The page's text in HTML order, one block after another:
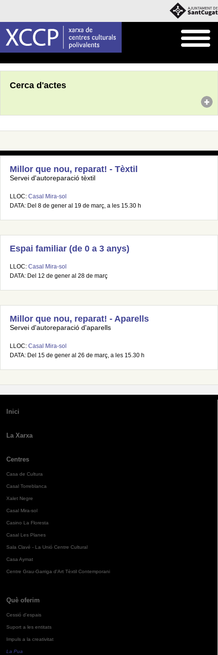
Cerca d'actes
Millor que nou, reparat! - Tèxtil
Servei d'autoreparació tèxtil
LLOC: Casal Mira-sol
DATA: Del 8 de gener al 19 de març, a les 15.30 h
Espai familiar (de 0 a 3 anys)
LLOC: Casal Mira-sol
DATA: Del 12 de gener al 28 de març
Millor que nou, reparat! - Aparells
Servei d'autoreparació d'aparells
LLOC: Casal Mira-sol
DATA: Del 15 de gener al 26 de març, a les 15.30 h
Inici
La Xarxa
Centres
Casa de Cultura
Casal Torreblanca
Xalet Negre
Casal Mira-sol
Casino La Floresta
Casal Les Planes
Sala Clavé - La Unió Centre Cultural
Casa Aymat
Centre Grau-Garriga d'Art Tèxtil Contemporani
Què oferim
Cessió d'espais
Suport a les entitats
Impuls a la creativitat
La Pua